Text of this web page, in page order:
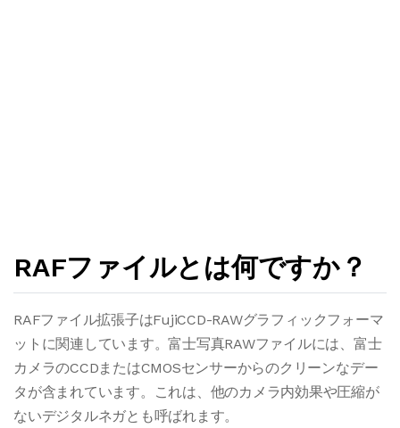
RAFファイルとは何ですか？
RAFファイル拡張子はFujiCCD-RAWグラフィックフォーマ
ットに関連しています。富士写真RAWファイルには、富士
カメラのCCDまたはCMOSセンサーからのクリーンなデー
タが含まれています。これは、他のカメラ内効果や圧縮が
ないデジタルネガとも呼ばれます。